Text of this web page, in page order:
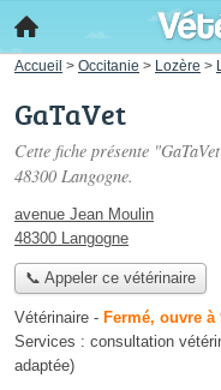
Accueil > Occitanie > Lozère >
GaTaVet
Cette fiche présente
48300 Langogne.
avenue Jean Moulin
48300 Langogne
📞 Appeler ce vétérinaire
Vétérinaire - Fermé, ouvre à
Services : consultation
adaptée)